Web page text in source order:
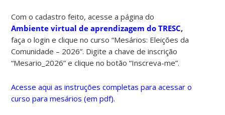
Com o cadastro feito, acesse a página do
Ambiente virtual de aprendizagem do TRESC,
faça o login e clique no curso “Mesários: Eleições da
Comunidade – 2026”. Digite a chave de inscrição
“Mesario_2026” e clique no botão “Inscreva-me”.
Acesse aqui as instruções completas para acessar o
curso para mesários (em pdf).